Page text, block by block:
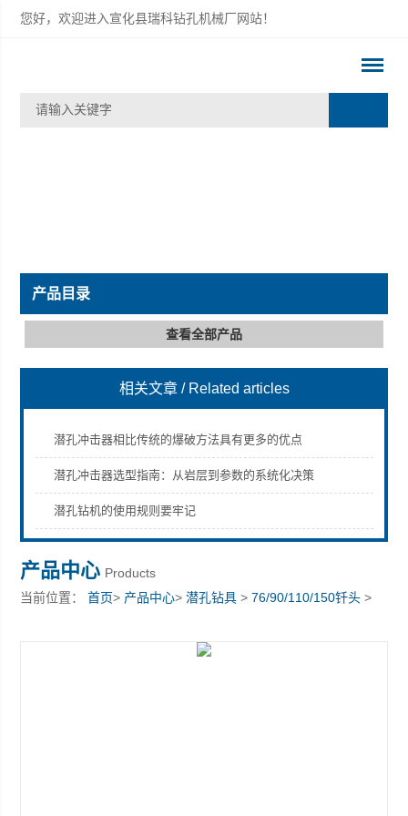
您好，欢迎进入宣化县瑞科钻孔机械厂网站！
宣化县瑞科钻孔机械厂
产品目录
查看全部产品
相关文章 / Related articles
潜孔冲击器相比传统的爆破方法具有更多的优点
潜孔冲击器选型指南：从岩层到参数的系统化决策
潜孔钻机的使用规则要牢记
产品中心 Products
当前位置：首页> 产品中心>潜孔钻具 >76/90/110/150钎头 >